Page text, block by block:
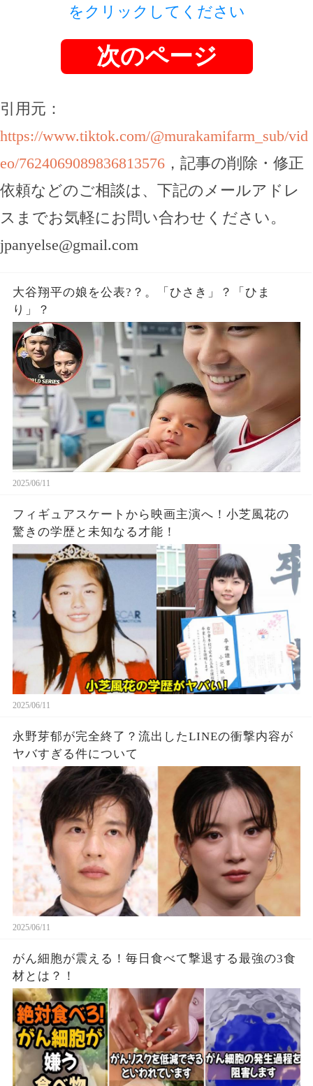
をクリックしてください
次のページ
引用元：
https://www.tiktok.com/@murakamifarm_sub/vid
eo/7624069089836813576 ，記事の削除・修正
依頼などのご相談は、下記のメールアドレ
スまでお気軽にお問い合わせください。
jpanyelse@gmail.com
大谷翔平の娘を公表?？。「ひさき」？「ひま
り」？
2025/06/11
フィギュアスケートから映画主演へ！小芝風花の
驚きの学歴と未知なる才能！
2025/06/11
永野芽郁が完全終了？流出したLINEの衝撃内容が
ヤバすぎる件について
2025/06/11
がん細胞が震える！毎日食べて撃退する最強の3食
材とは？！